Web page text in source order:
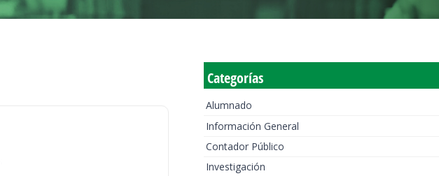
Categorías
Alumnado
Información General
Contador Público
Investigación